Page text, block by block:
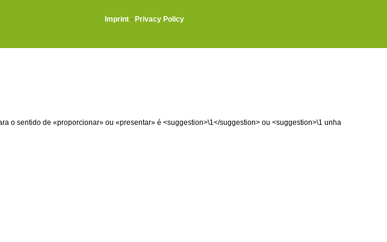
Imprint · Privacy Policy
o sentido de «proporcionar» ou «presentar» é <suggestion>\1</suggestion> ou <suggestion>\1 unha